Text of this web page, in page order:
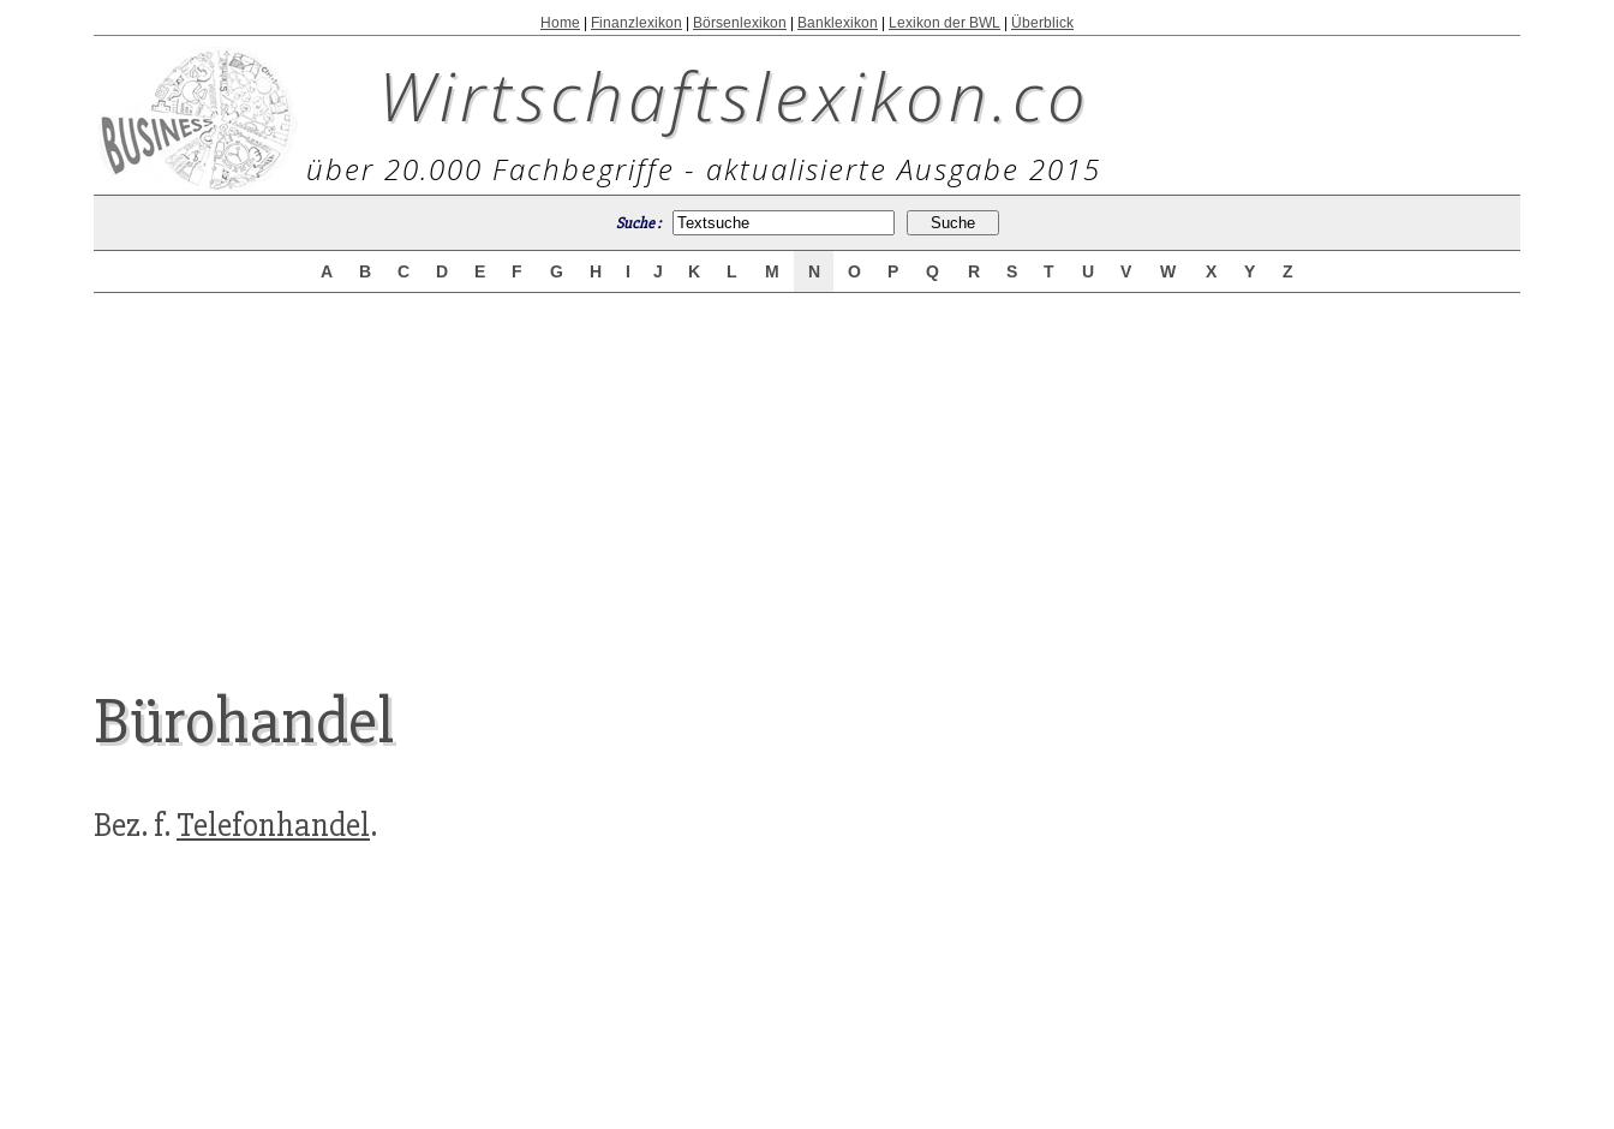
Home Finanzlexikon Börsenlexikon Banklexikon Lexikon der BWL Überblick
Wirtschaftslexikon.co
über 20.000 Fachbegriffe - aktualisierte Ausgabe 2015
Suche :
A B C D E F G H I J K L M N O P Q R S T U V W X Y Z
Bürohandel
Bez. f. Telefonhandel.